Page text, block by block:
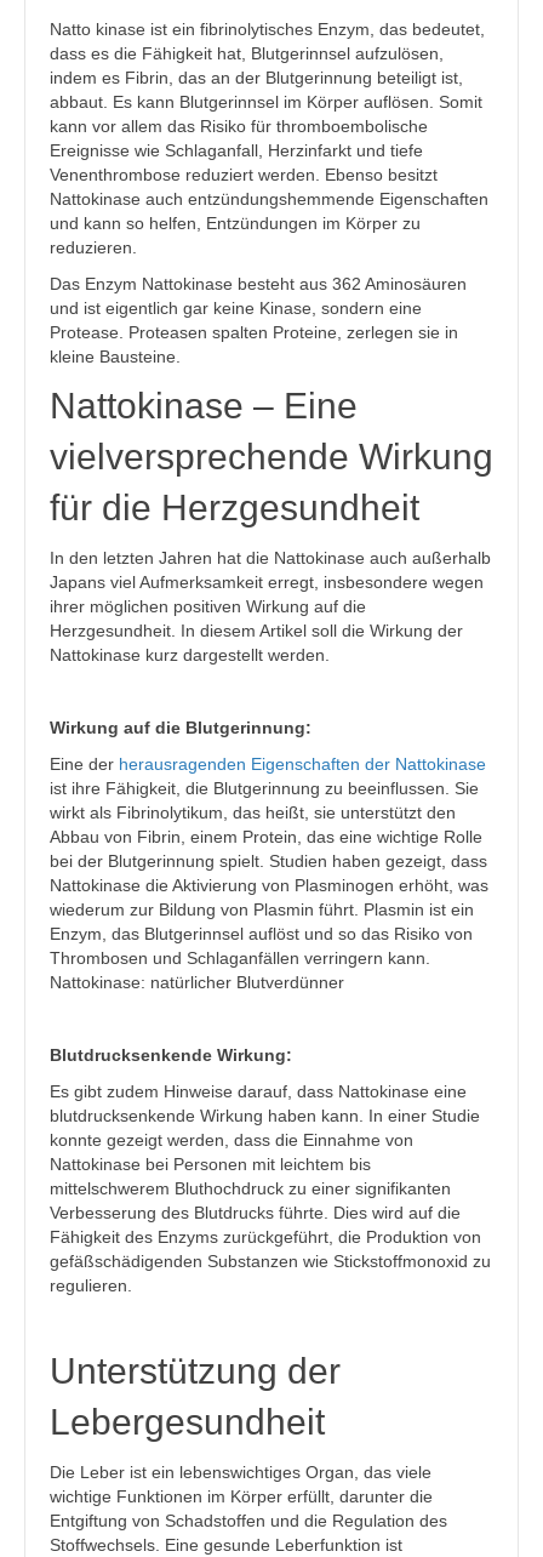
Natto kinase ist ein fibrinolytisches Enzym, das bedeutet,
dass es die Fähigkeit hat, Blutgerinnsel aufzulösen,
indem es Fibrin, das an der Blutgerinnung beteiligt ist,
abbaut. Es kann Blutgerinnsel im Körper auflösen. Somit
kann vor allem das Risiko für thromboembolische
Ereignisse wie Schlaganfall, Herzinfarkt und tiefe
Venenthrombose reduziert werden. Ebenso besitzt
Nattokinase auch entzündungshemmende Eigenschaften
und kann so helfen, Entzündungen im Körper zu
reduzieren.
Das Enzym Nattokinase besteht aus 362 Aminosäuren
und ist eigentlich gar keine Kinase, sondern eine
Protease. Proteasen spalten Proteine, zerlegen sie in
kleine Bausteine.
Nattokinase – Eine
vielversprechende Wirkung
für die Herzgesundheit
In den letzten Jahren hat die Nattokinase auch außerhalb
Japans viel Aufmerksamkeit erregt, insbesondere wegen
ihrer möglichen positiven Wirkung auf die
Herzgesundheit. In diesem Artikel soll die Wirkung der
Nattokinase kurz dargestellt werden.
Wirkung auf die Blutgerinnung:
Eine der herausragenden Eigenschaften der Nattokinase
ist ihre Fähigkeit, die Blutgerinnung zu beeinflussen. Sie
wirkt als Fibrinolytikum, das heißt, sie unterstützt den
Abbau von Fibrin, einem Protein, das eine wichtige Rolle
bei der Blutgerinnung spielt. Studien haben gezeigt, dass
Nattokinase die Aktivierung von Plasminogen erhöht, was
wiederum zur Bildung von Plasmin führt. Plasmin ist ein
Enzym, das Blutgerinnsel auflöst und so das Risiko von
Thrombosen und Schlaganfällen verringern kann.
Nattokinase: natürlicher Blutverdünner
Blutdrucksenkende Wirkung:
Es gibt zudem Hinweise darauf, dass Nattokinase eine
blutdrucksenkende Wirkung haben kann. In einer Studie
konnte gezeigt werden, dass die Einnahme von
Nattokinase bei Personen mit leichtem bis
mittelschwerem Bluthochdruck zu einer signifikanten
Verbesserung des Blutdrucks führte. Dies wird auf die
Fähigkeit des Enzyms zurückgeführt, die Produktion von
gefäßschädigenden Substanzen wie Stickstoffmonoxid zu
regulieren.
Unterstützung der
Lebergesundheit
Die Leber ist ein lebenswichtiges Organ, das viele
wichtige Funktionen im Körper erfüllt, darunter die
Entgiftung von Schadstoffen und die Regulation des
Stoffwechsels. Eine gesunde Leberfunktion ist